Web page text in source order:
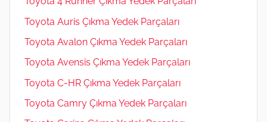
Toyota Auris Çıkma Yedek Parçaları
Toyota Avalon Çıkma Yedek Parçaları
Toyota Avensis Çıkma Yedek Parçaları
Toyota C-HR Çıkma Yedek Parçaları
Toyota Camry Çıkma Yedek Parçaları